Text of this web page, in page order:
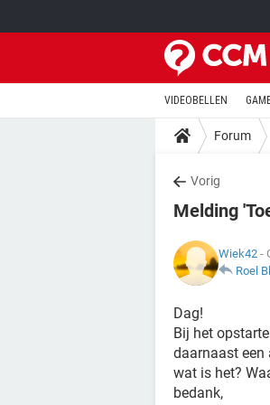
VIDEOBELLEN
Forum
Vorig
Melding
Wiek42 -
Roel
Dag!
Bij het
daarnaast een
wat is het?
bedank,